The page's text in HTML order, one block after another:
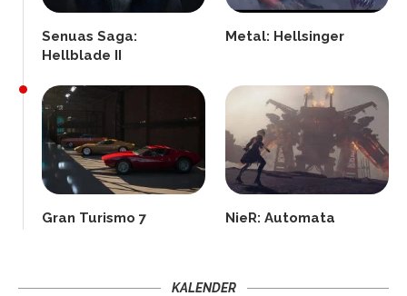
Senuas Saga:
Hellblade II
Metal: Hellsinger
Gran Turismo 7 NieR: Automata
KALENDER